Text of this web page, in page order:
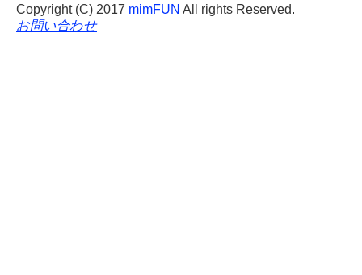
Copyright (C) 2017 mimFUN All rights Reserved.
お問い合わせ